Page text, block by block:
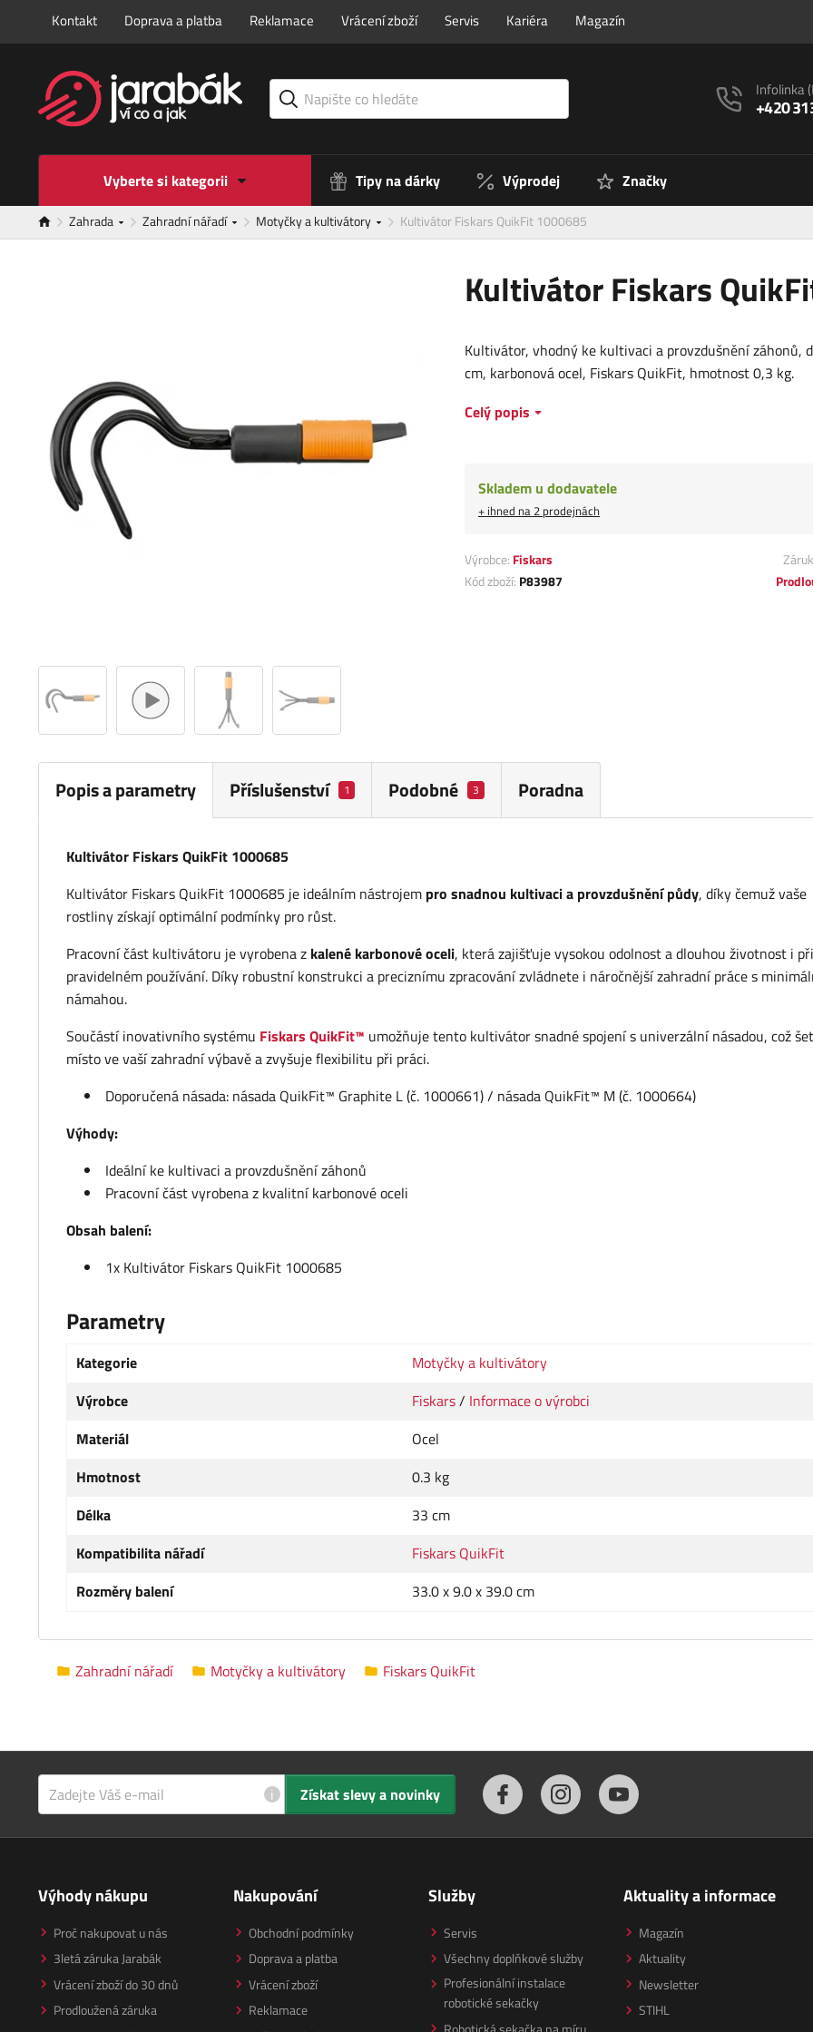
Kontakt Doprava a platba Reklamace Vrácení zboží Servis Kariéra Magazín
Infolinka
+420
Vyberte si kategorii Tipy na dárky Výprodej Značky
Zahrada Zahradní nářadí Motyčky a kultivátory Kultivátor Fiskars QuikFit 1000685
Kultivátor Fiskars
Kultivátor, vhodný ke kultivaci a provzdušnění záhonů,
cm, karbonová ocel, Fiskars QuikFit, hmotnost 0,3 kg.
Celý popis
Skladem u dodavatele
+ ihned na 2 prodejnách
Výrobce: Fiskars
Kód zboží: P83987
Popis a parametry Příslušenství 1 Podobné 3 Poradna
Kultivátor Fiskars QuikFit 1000685
Kultivátor Fiskars QuikFit 1000685 je ideálním nástrojem pro snadnou kultivaci a provzdušnění půdy, díky čemuž vaše
rostliny získají optimální podmínky pro růst.
Pracovní část kultivátoru je vyrobena z kalené karbonové oceli, která zajišťuje vysokou odolnost a dlouhou životnost i při
pravidelném používání. Díky robustní konstrukci a preciznímu zpracování zvládnete i náročnější zahradní práce s
námahou.
Součástí inovativního systému Fiskars QuikFit™ umožňuje tento kultivátor snadné spojení s univerzální násadou, což
místo ve vaší zahradní výbavě a zvyšuje flexibilitu při práci.
Doporučená násada: násada QuikFit™ Graphite L (č. 1000661) / násada QuikFit™ M (č. 1000664)
Výhody:
Ideální ke kultivaci a provzdušnění záhonů
Pracovní část vyrobena z kvalitní karbonové oceli
Obsah balení:
1x Kultivátor Fiskars QuikFit 1000685
Parametry
Kategorie
Motyčky a kultivátory
Výrobce
Fiskars/ Informace o výrobci
Materiál
Ocel
Hmotnost
0.3 kg
Délka
33 cm
Kompatibilita nářadí
Fiskars QuikFit
Rozměry balení
33.0 x 9.0 x 39.0 cm
Zahradní nářadí Motyčky a kultivátory Fiskars QuikFit
i Získat slevy a novinky
Výhody nákupu
Proč nakupovat u nás
3letá záruka Jarabák
Vrácení zboží do 30 dnů
Prodloužená záruka
Nakupování
Obchodní podmínky
Doprava a platba
Vrácení zboží
Reklamace
Služby
Servis
Všechny doplňkové služby
Profesionální instalace
robotické sekačky
Aktuality a informace
Magazín
Aktuality
Newsletter
STIHL